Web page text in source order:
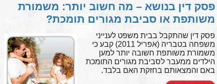
פסק דין בנושא – מה חשוב יותר: משמורת
משותפת או סביבת מגורים תומכת?
פסק דין שהתקבל בבית משפט לענייני
משפחה בטבריה (אפריל 2011) קבע כי
משמורת משותפת חשובה יותר למען
הילדים ממעבר לסביבת מגורים התומכת
באם והמצאותם בחזקת האם בלבד.